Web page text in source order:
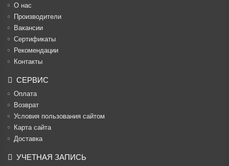
О нас
Производители
Вакансии
Cертификаты
Рекомендации
Контакты
СЕРВИС
Оплата
Возврат
Условия пользования сайтом
Карта сайта
Доставка
УЧЕТНАЯ ЗАПИСЬ